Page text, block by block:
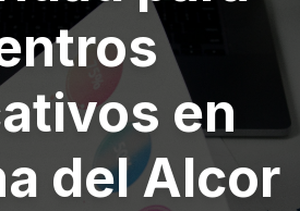
en
del Alcor